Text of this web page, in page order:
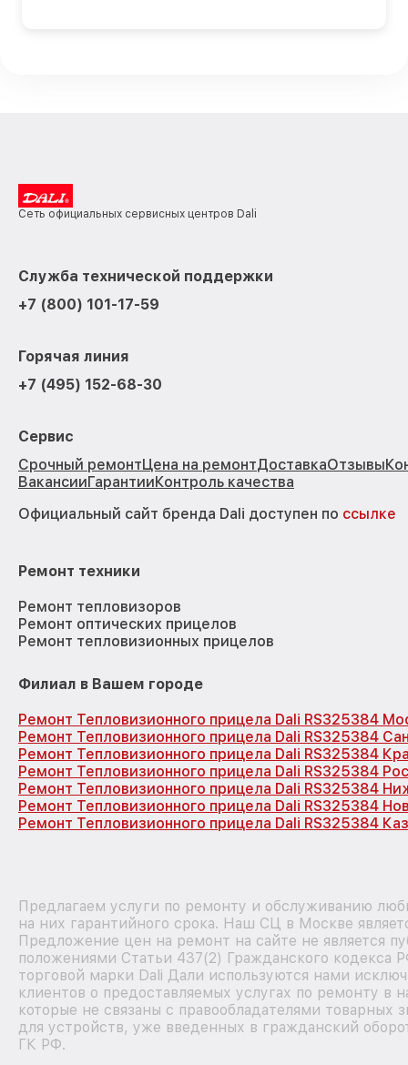
Сеть официальных сервисных центров Dali
Служба технической поддержки
+7 (800) 101-17-59
Горячая линия
+7 (495) 152-68-30
Сервис
Срочный ремонтЦена на ремонтДоставкаОтзывы
ВакансииГарантииКонтроль качества
Официальный сайт бренда Dali доступен по ссылке
Ремонт техники
Ремонт тепловизоров
Ремонт оптических прицелов
Ремонт тепловизионных прицелов
Филиал в Вашем городе
Ремонт Тепловизионного прицела Dali RS325384
Ремонт Тепловизионного прицела Dali RS325384
Ремонт Тепловизионного прицела Dali RS325384
Ремонт Тепловизионного прицела Dali RS325384
Ремонт Тепловизионного прицела Dali RS325384
Ремонт Тепловизионного прицела Dali RS325384
Ремонт Тепловизионного прицела Dali RS325384
Предлагаем услуги по ремонту и обслуживанию
на них гарантийного срока. Наш СЦ в Москве
Предложение цен на ремонт на сайте не является
положениями Статьи 437(2) Гражданского кодекса
торговой марки Dali Дали используются нами
клиентов о предоставляемых услугах по ремонту в
которые не связаны с правообладателями товарных
для устройств, уже введенных в гражданский
ГК РФ.